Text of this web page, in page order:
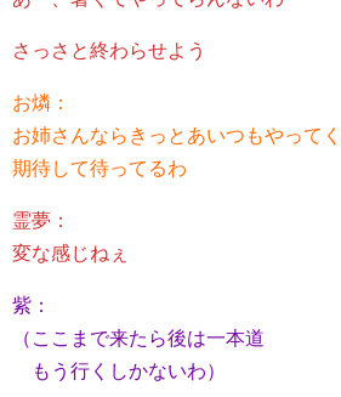
さっさと終わらせよう
お燐：
お姉さんならきっとあいつもやって
期待して待ってるわ
霊夢：
変な感じねぇ
紫：
（ここまで来たら後は一本道
もう行くしかないわ）